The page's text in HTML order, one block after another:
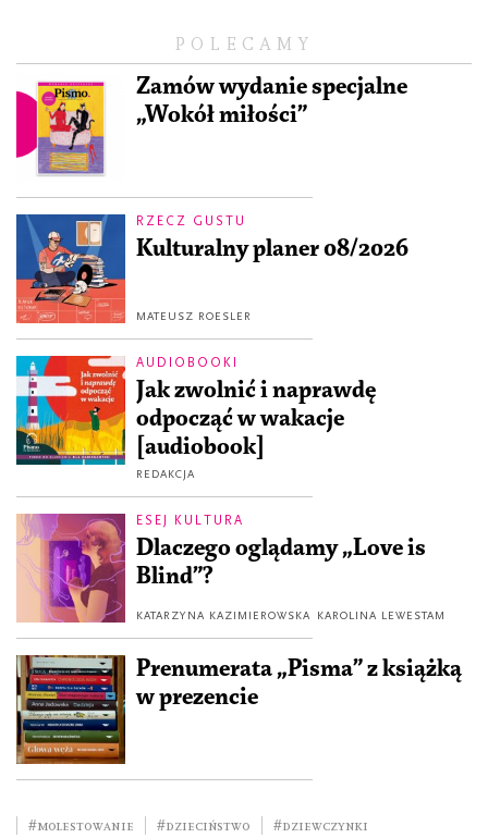
POLECAMY
Zamów wydanie specjalne
„Wokół miłości”
RZECZ GUSTU
Kulturalny planer 08/2026
MATEUSZ ROESLER
AUDIOBOOKI
Jak zwolnić i naprawdę
odpocząć w wakacje
[audiobook]
REDAKCJA
ESEJ KULTURA
Dlaczego oglądamy „Love is
Blind”?
KATARZYNA KAZIMIEROWSKA KAROLINA LEWESTAM
Prenumerata „Pisma” z książką
w prezencie
#molestowanie #dzieciństwo
#dziewczynki